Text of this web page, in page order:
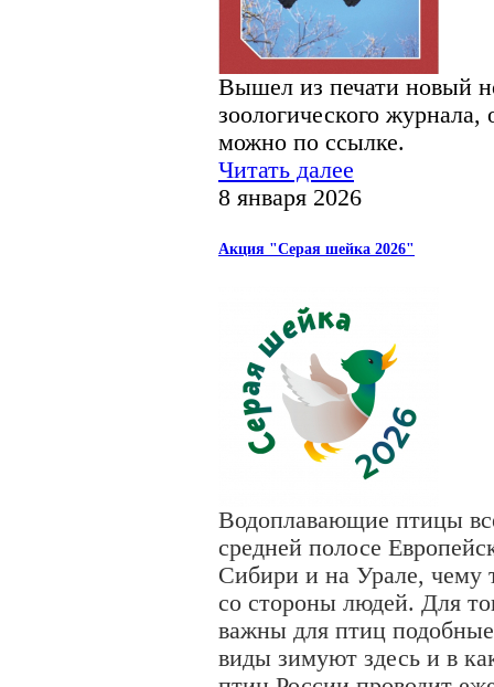
Вышел из печати новый
зоологического
можно по ссылке.
Читать далее
8 января 2026
Акция "Серая шейка 2026"
Водоплавающие птицы
cредней полосе
Сибири и на Урале, чему
со стороны людей. Для
важны для птиц
виды зимуют здесь и в